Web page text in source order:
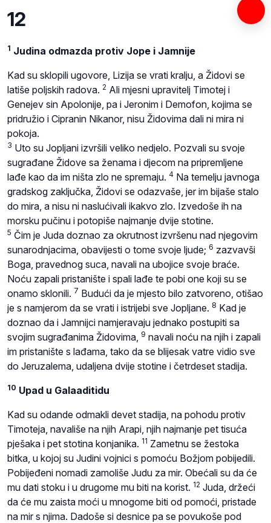
12
1 Judina odmazda protiv Jope i Jamnije
Kad su sklopili ugovore, Lizija se vrati kralju, a Židovi se
latiše poljskih radova. 2 Ali mjesni upravitelj Timotej i
Genejev sin Apolonije, pa i Jeronim i Demofon, kojima se
pridružio i Cipranin Nikanor, nisu Židovima dali ni mira ni
pokoja.
3 Uto su Jopljani izvršili veliko nedjelo. Pozvali su svoje
sugrađane Židove sa ženama i djecom na pripremljene
lađe kao da im ništa zlo ne spremaju. 4 Na temelju javnoga
gradskog zaključka, Židovi se odazvaše, jer im bijaše stalo
do mira, a nisu ni naslućivali ikakvo zlo. Izvedoše ih na
morsku pučinu i potopiše najmanje dvije stotine.
5 Čim je Juda doznao za okrutnost izvršenu nad njegovim
sunarodnjacima, obavijesti o tome svoje ljude; 6 zazvavši
Boga, pravednog suca, navali na ubojice svoje braće.
Noću zapali pristanište i spali lađe te pobi one koji su se
onamo sklonili. 7 Budući da je mjesto bilo zatvoreno, otišao
je s namjerom da se vrati i istrijebi sve Jopljane. 8 Kad je
doznao da i Jamnijci namjeravaju jednako postupiti sa
svojim sugrađanima Židovima, 9 navali noću na njih i zapali
im pristanište s lađama, tako da se blijesak vatre vidio sve
do Jeruzalema, udaljena dvije stotine i četrdeset stadija.
10 Upad u Galaaditidu
Kad su odande odmakli devet stadija, na pohodu protiv
Timoteja, navališe na njih Arapi, njih najmanje pet tisuća
pješaka i pet stotina konjanika. 11 Zametnu se žestoka
bitka, u kojoj su Judini vojnici s pomoću Božjom pobijedili.
Pobijeđeni nomadi zamoliše Judu za mir. Obećali su da će
mu dati stoku i u drugome mu biti na korist. 12 Juda, držeći
da će mu zaista moći u mnogome biti od pomoći, pristade
na mir s njima. Dadoše si desnice pa se povukoše pod